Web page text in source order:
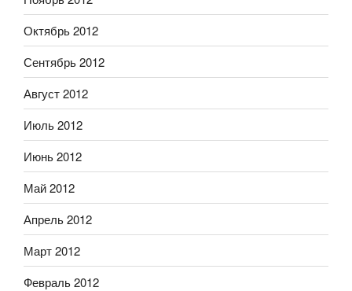
Октябрь 2012
Сентябрь 2012
Август 2012
Июль 2012
Июнь 2012
Май 2012
Апрель 2012
Март 2012
Февраль 2012